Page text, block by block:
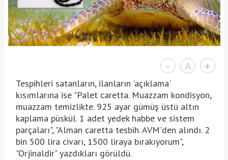
- A +
Tespihleri satanların, ilanların 'açıklama'
kısımlarına ise "Palet caretta. Muazzam kondisyon,
muazzam temizlikte. 925 ayar gümüş üstü altın
kaplama püskül. 1 adet yedek habbe ve sistem
parçaları", "Alman caretta tesbih. AVM'den alındı. 2
bin 500 lira civarı, 1500 liraya bırakıyorum",
"Orjinaldir" yazdıkları görüldü.